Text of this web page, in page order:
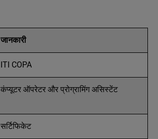
जानकारी
ITI COPA
कंप्यूटर ऑपरेटर और प्रोग्रामिंग असिस्टेंट
सर्टिफिकेट